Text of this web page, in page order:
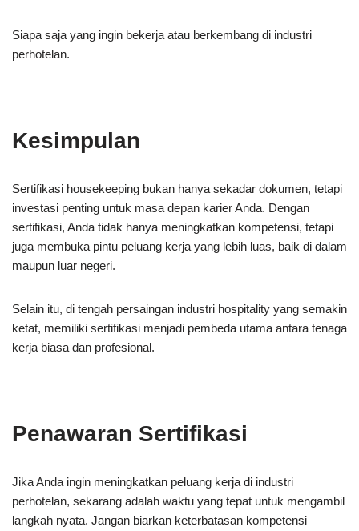
Siapa saja yang ingin bekerja atau berkembang di industri
perhotelan.
Kesimpulan
Sertifikasi housekeeping bukan hanya sekadar dokumen, tetapi
investasi penting untuk masa depan karier Anda. Dengan
sertifikasi, Anda tidak hanya meningkatkan kompetensi, tetapi
juga membuka pintu peluang kerja yang lebih luas, baik di dalam
maupun luar negeri.
Selain itu, di tengah persaingan industri hospitality yang semakin
ketat, memiliki sertifikasi menjadi pembeda utama antara tenaga
kerja biasa dan profesional.
Penawaran Sertifikasi
Jika Anda ingin meningkatkan peluang kerja di industri
perhotelan, sekarang adalah waktu yang tepat untuk mengambil
langkah nyata. Jangan biarkan keterbatasan kompetensi